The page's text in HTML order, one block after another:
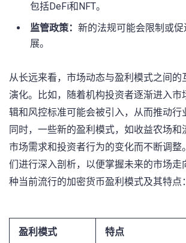
包括DeFi和NFT。
监管政策： 新的法规可能会限制或
展。
从长远来看，市场动态与盈利模式之间的
演化。比如，随着机构投资者逐渐进入市
辑和风控标准可能会被引入，从而推动行
同时，一些新的盈利模式，如收益农场和
市场需求和投资者行为的变化而不断调整
们进行深入剖析，以便掌握未来的市场走
种当前流行的加密货币盈利模式及其特点：
盈利模式 特点